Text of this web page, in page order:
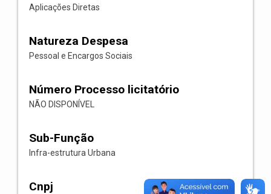
Aplicações Diretas
Natureza Despesa
Pessoal e Encargos Sociais
Número Processo licitatório
NÃO DISPONÍVEL
Sub-Função
Infra-estrutura Urbana
Cnpj